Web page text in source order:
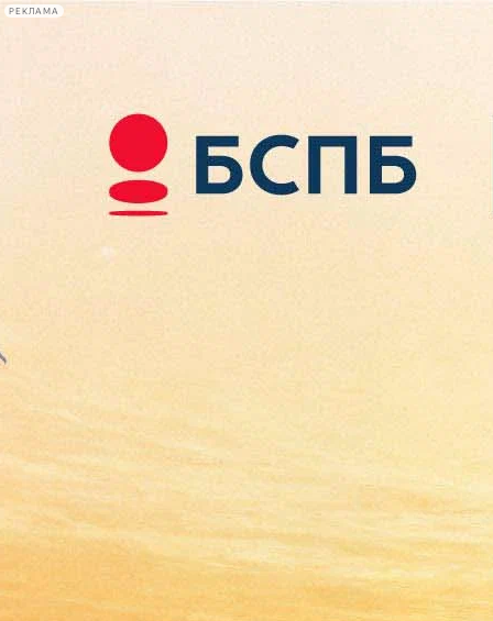
РЕКЛАМА
Сегодня:
2026.08.07
19:09
Афиша Plus
Адель назвали самой
успешной исполнительницей
года